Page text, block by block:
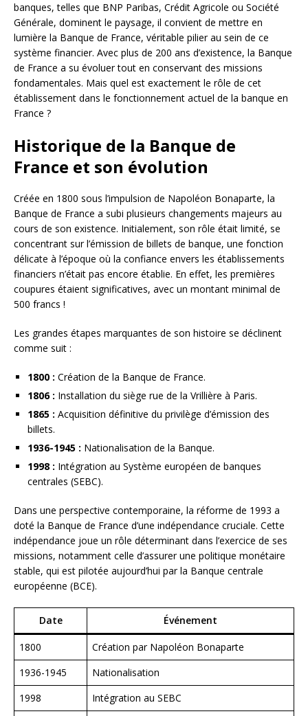
banques, telles que BNP Paribas, Crédit Agricole ou Société
Générale, dominent le paysage, il convient de mettre en
lumière la Banque de France, véritable pilier au sein de ce
système financier. Avec plus de 200 ans d’existence, la Banque
de France a su évoluer tout en conservant des missions
fondamentales. Mais quel est exactement le rôle de cet
établissement dans le fonctionnement actuel de la banque en
France ?
Historique de la Banque de
France et son évolution
Créée en 1800 sous l’impulsion de Napoléon Bonaparte, la
Banque de France a subi plusieurs changements majeurs au
cours de son existence. Initialement, son rôle était limité, se
concentrant sur l’émission de billets de banque, une fonction
délicate à l’époque où la confiance envers les établissements
financiers n’était pas encore établie. En effet, les premières
coupures étaient significatives, avec un montant minimal de
500 francs !
Les grandes étapes marquantes de son histoire se déclinent
comme suit :
1800 : Création de la Banque de France.
1806 : Installation du siège rue de la Vrillière à Paris.
1865 : Acquisition définitive du privilège d’émission des
billets.
1936-1945 : Nationalisation de la Banque.
1998 : Intégration au Système européen de banques
centrales (SEBC).
Dans une perspective contemporaine, la réforme de 1993 a
doté la Banque de France d’une indépendance cruciale. Cette
indépendance joue un rôle déterminant dans l’exercice de ses
missions, notamment celle d’assurer une politique monétaire
stable, qui est pilotée aujourd’hui par la Banque centrale
européenne (BCE).
Date Événement
1800
Création par Napoléon Bonaparte
1936-1945
Nationalisation
1998
Intégration au SEBC